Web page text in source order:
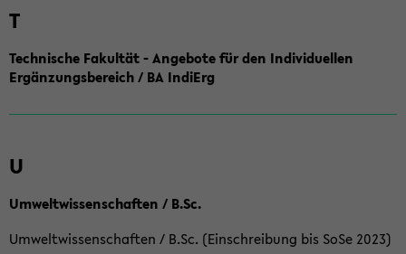
T
Technische Fakultät - Angebote für den Individuellen
Ergänzungsbereich / BA IndiErg
U
Umweltwissenschaften / B.Sc.
Umweltwissenschaften / B.Sc. (Einschreibung bis SoSe 2023)